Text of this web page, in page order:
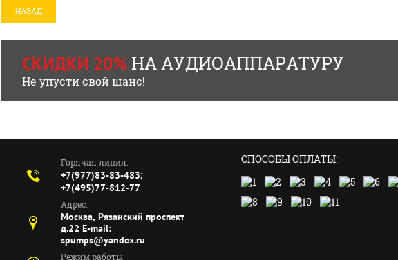
НАЗАД
СКИДКИ 20%НА АУДИОАППАРАТУРУ
Не упусти свой шанс!
Горячая линия:
+7(977)83-83-483;
+7(495)77-812-77
Адрес:
Москва, Рязанский проспект
д.22 E-mail:
spumps@yandex.ru
Режим работы:
СПОСОБЫ ОПЛАТЫ: